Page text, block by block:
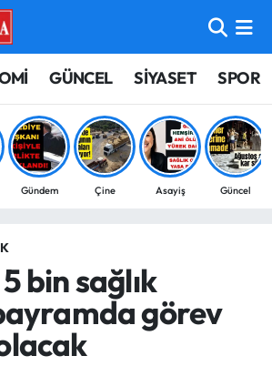
GÜNCEL SİYASET SPOR
Gündem Çine Asayiş Güncel
bin sağlık
görev
Eczaneler
Vakitleri
Durumu ve Fikstür